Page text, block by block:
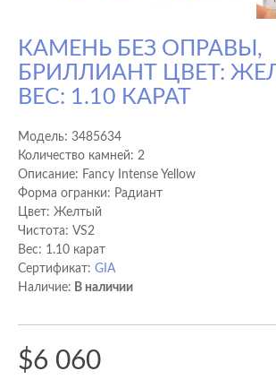
КАМЕНЬ БЕЗ ОПРАВЫ,
БРИЛЛИАНТ ЦВЕТ:
ВЕС: 1.10 КАРАТ
Модель: 3485634
Количество камней: 2
Описание: Fancy Intense Yellow
Форма огранки: Радиант
Цвет: Желтый
Чистота: VS2
Вес: 1.10 карат
Сертификат: GIA
Наличие: В наличии
$6 060